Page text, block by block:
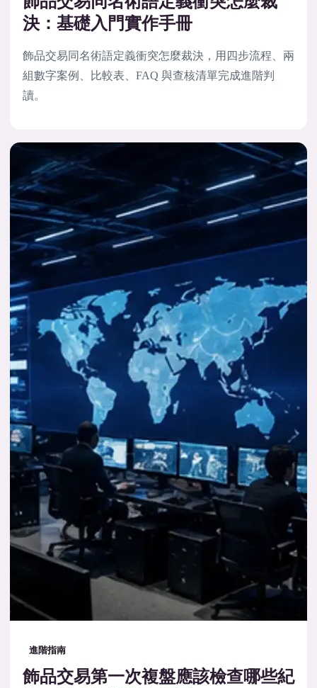
決：基礎入門實作手冊
飾品交易同名術語定義衝突怎麼裁決，用四步流程、兩
組數字案例、比較表、FAQ 與查核清單完成進階判
讀。
進階指南
飾品交易第一次複盤應該檢查哪些紀